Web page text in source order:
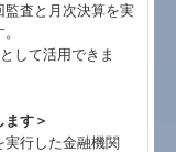
監査と月次決算を実
して活用できま
す＞
行した金融機関